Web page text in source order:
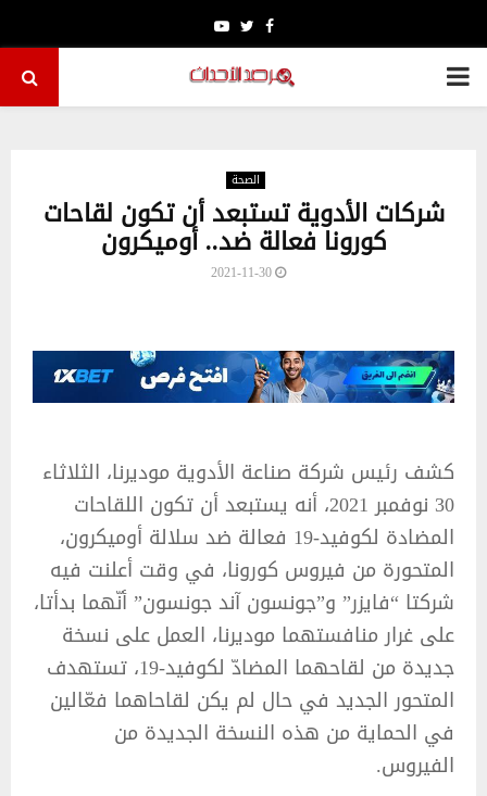
Facebook
Twitter
Youtube
PRIMARY
الصحة
شركات الأدوية تستبعد أن تكون لقاحات
كورونا فعالة ضد.. أوميكرون
2021-11-30
كشف رئيس شركة صناعة الأدوية موديرنا، الثلاثاء
30 نوفمبر 2021، أنه يستبعد أن تكون اللقاحات
المضادة لكوفيد-19 فعالة ضد سلالة أوميكرون،
المتحورة من فيروس كورونا، في وقت أعلنت فيه
شركتا “فايزر” و”جونسون آند جونسون” أنّهما بدأتا،
على غرار منافستهما موديرنا، العمل على نسخة
جديدة من لقاحهما المضادّ لكوفيد-19، تستهدف
المتحور الجديد في حال لم يكن لقاحاهما فعّالين
في الحماية من هذه النسخة الجديدة من
الفيروس.